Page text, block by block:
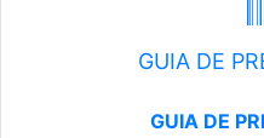
GUIA DE
GUIA DE